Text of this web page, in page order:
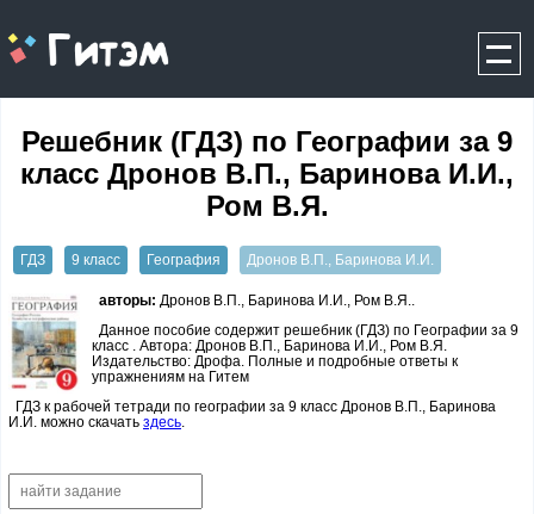
gitem.me
Решебник (ГДЗ) по Географии за 9
класс Дронов В.П., Баринова И.И.,
Ром В.Я.
ГДЗ 9 класс География Дронов В.П., Баринова И.И.
авторы: Дронов В.П., Баринова И.И., Ром В.Я..
Данное пособие содержит решебник (ГДЗ) по Географии за 9
класс . Автора: Дронов В.П., Баринова И.И., Ром В.Я.
Издательство: Дрофа. Полные и подробные ответы к
упражнениям на Гитем
ГДЗ к рабочей тетради по географии за 9 класс Дронов В.П., Баринова
И.И. можно скачать здесь